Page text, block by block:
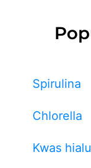
Spirulina
Chlorella
Kwas